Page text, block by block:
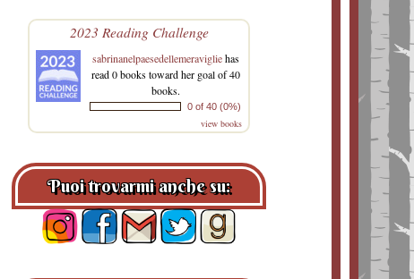
2023 Reading Challenge
sabrinanelpaesedellemeravigliehas
read 0 books toward her goal of 40
books.
0 of 40 (0%)
view books
Puoi trovarmi anche su: